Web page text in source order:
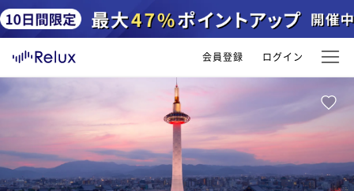
会員登録 ログイン